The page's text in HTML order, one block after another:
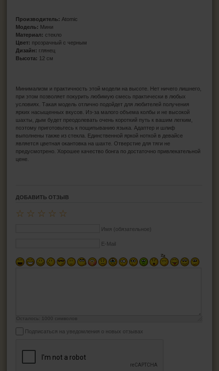
Производитель: Atomic
Модель: Мини
Материал: стекло
Цвет: прозрачный с черным
Дизайн: глянец
Высота: 12 см
Минимализм и практичность этой модели на высоте. Нет ничего лишнего,
при этом позволяет покурить любимую смесь практически в любых
условиях. Такая модель отлично подойдет для любителей получения
ярких насыщенных вкусов. Из-за малого объема колбы и не высокой
шахты, дым будет преодолевать очень короткий путь к вашим легким,
поэтому приготовьтесь к пощипыванию языка. Адаптер и шлиф
выполнены также из стекла. Единственной яркой ноткой в девайсе
является цветная окантовка на шахте. Отверстие для тяги не
предусмотрено. Хорошее качество бонга по достаточно привлекательной
цене.
ДОБАВИТЬ ОТЗЫВ
☆
☆
☆
☆
☆
Имя (обязательное)
E-Mail
Осталось: 1000 символов
Подписаться на уведомления о новых отзывах